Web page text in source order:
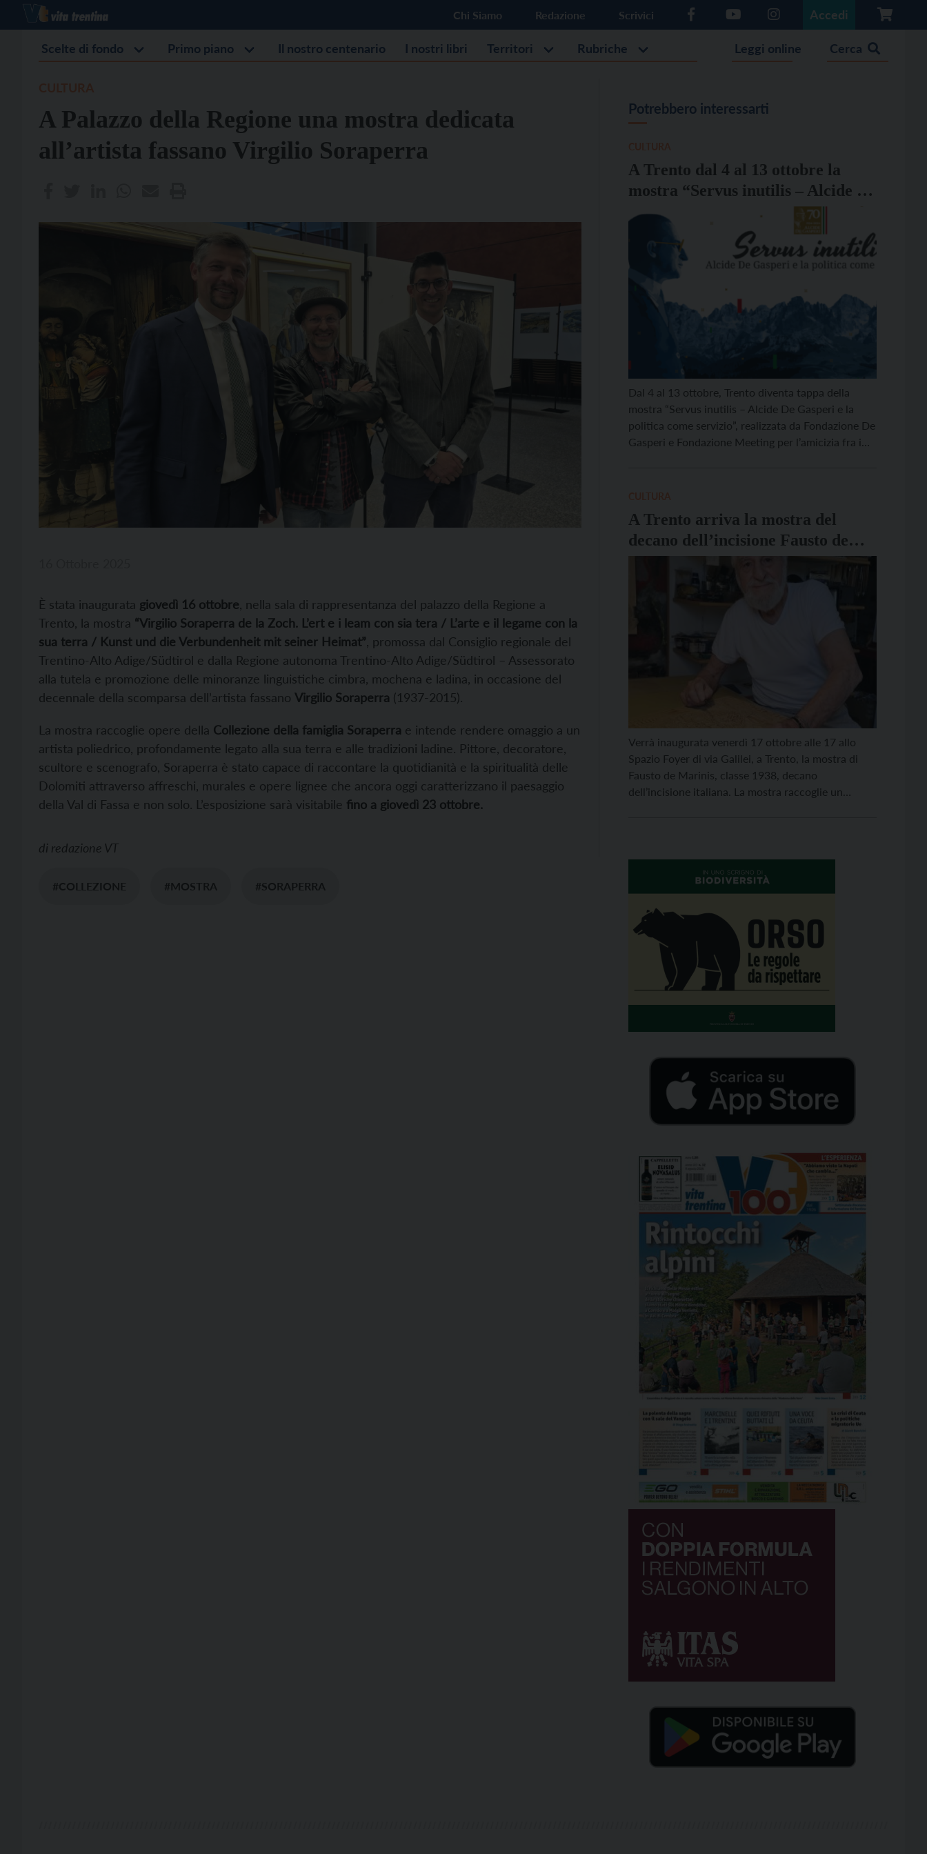
Chi Siamo Redazione Scrivici Accedi
Scelte di fondo Primo piano Il nostro centenario I nostri libri Territori Rubriche Leggi online Cerca
A Palazzo della Regione una mostra dedicata
all’artista fassano Virgilio Soraperra
È stata inaugurata giovedì 16 ottobre , nella sala di rappresentanza del palazzo della Regione a
Trento, la mostra “Virgilio Soraperra de la Zoch. L’ert e i leam con sia tera / L’arte e il legame con la
sua terra / Kunst und die Verbundenheit mit seiner Heimat” , promossa dal Consiglio regionale del
Trentino-Alto Adige/Südtirol e dalla Regione autonoma Trentino-Alto Adige/Südtirol – Assessorato
alla tutela e promozione delle minoranze linguistiche cimbra, mochena e ladina, in occasione del
decennale della scomparsa dell’artista fassano Virgilio Soraperra (1937-2015).
La mostra raccoglie opere della Collezione della famiglia Soraperra e intende rendere omaggio a un
artista poliedrico, profondamente legato alla sua terra e alle tradizioni ladine. Pittore, decoratore,
scultore e scenografo, Soraperra è stato capace di raccontare la quotidianità e la spiritualità delle
Dolomiti attraverso affreschi, murales e opere lignee che ancora oggi caratterizzano il paesaggio
della Val di Fassa e non solo. L’esposizione sarà visitabile fino a giovedì 23 ottobre.
di redazione VT
#COLLEZIONE #MOSTRA #SORAPERRA
Potrebbero interessarti
A Trento dal 4 al 13 ottobre la
mostra “Servus inutilis – Alcide De
Gasperi e la politica come
Dal 4 al 13 ottobre, Trento diventa tappa della
mostra “Servus inutilis – Alcide De Gasperi e la
politica come servizio”, realizzata da Fondazione De
Gasperi e Fondazione Meeting per l’amicizia fra i
A Trento arriva la mostra del
decano dell’incisione Fausto de
Marinis
Verrà inaugurata venerdì 17 ottobre alle 17 allo
Spazio Foyer di via Galilei, a Trento, la mostra di
Fausto de Marinis, classe 1938, decano
dell’incisione italiana. La mostra raccoglie un
pensiero e della tecnica esecutiva di de […]